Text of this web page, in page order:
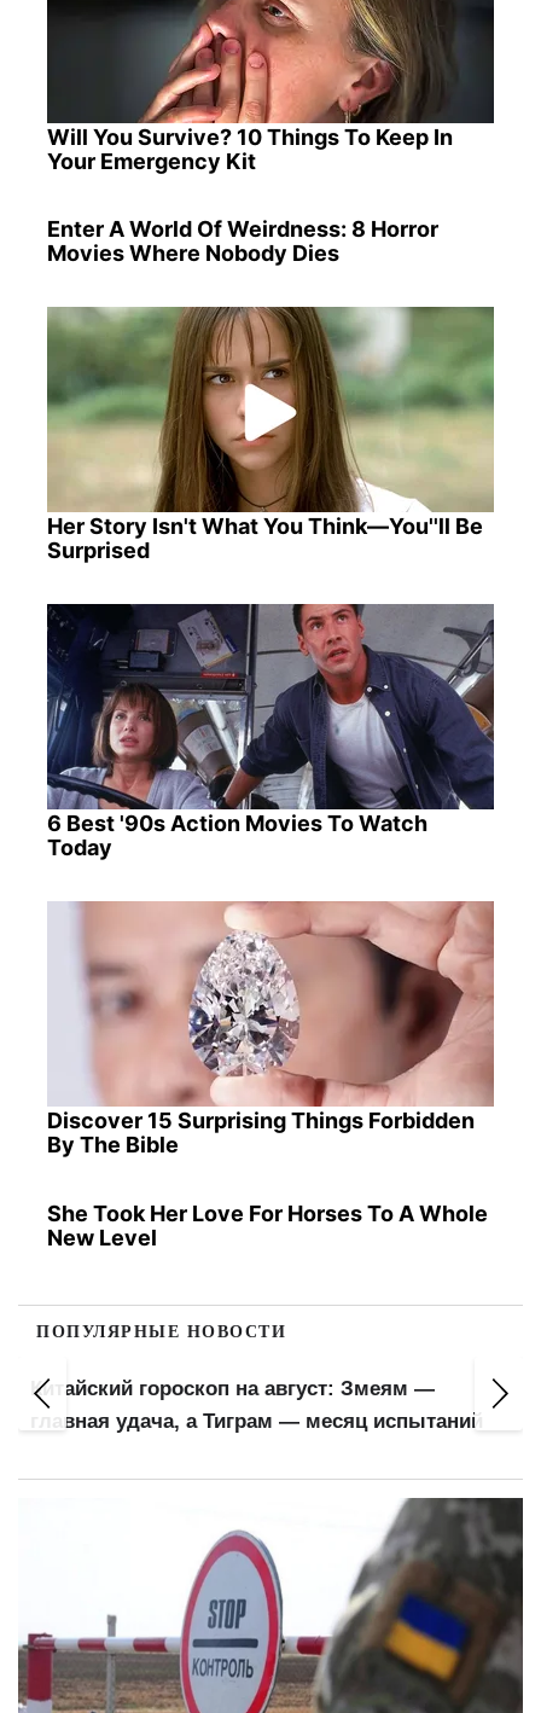
Will You Survive? 10 Things To Keep In
Your Emergency Kit
Enter A World Of Weirdness: 8 Horror
Movies Where Nobody Dies
Her Story Isn't What You Think—You''ll Be
Surprised
6 Best '90s Action Movies To Watch
Today
Discover 15 Surprising Things Forbidden
By The Bible
She Took Her Love For Horses To A Whole
New Level
ПОПУЛЯРНЫЕ НОВОСТИ
Китайский гороскоп на август: Змеям —
главная удача, а Тиграм — месяц испытаний